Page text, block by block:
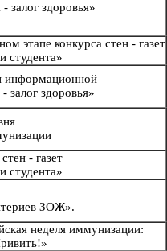
залог здоровья»
этапе конкурса стен - газет
студента»
информационной
здоровья»
- газет
студента»
ЗОЖ».
неделя иммунизации: